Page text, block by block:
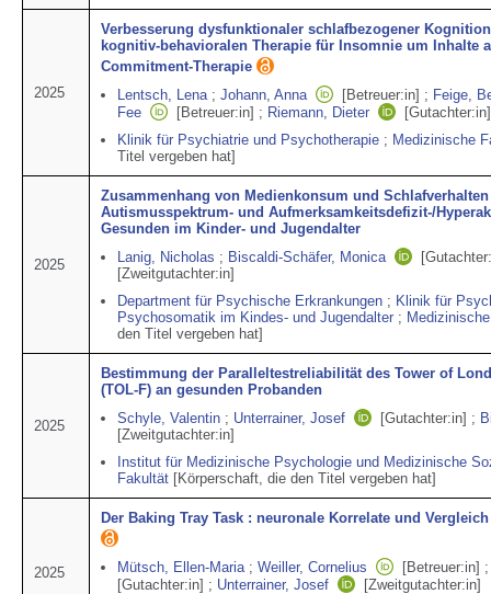
2025
Verbesserung dysfunktionaler schlafbezogener
kognitiv-behavioralen Therapie für Insomnie um Inhalte
Commitment-Therapie
Lentsch, Lena ; Johann, Anna [Betreuer:in] ; Feige,
Fee
[Betreuer:in] ; Riemann, Dieter
[Gutachter:in]
Klinik für Psychiatrie und Psychotherapie ; Medizinische
Titel vergeben hat]
2025
Zusammenhang von Medienkonsum und
Autismusspektrum- und Aufmerksamkeitsdefizit-/
Gesunden im Kinder- und Jugendalter
Lanig, Nicholas ; Biscaldi-Schäfer, Monica
[Zweitgutachter:in]
Department für Psychische Erkrankungen ; Klinik für
Psychosomatik im Kindes- und Jugendalter ;
den Titel vergeben hat]
2025
Bestimmung der Paralleltestreliabilität des Tower of
(TOL-F) an gesunden Probanden
Schyle, Valentin ; Unterrainer, Josef [Gutachter:in] ;
[Zweitgutachter:in]
Institut für Medizinische Psychologie und Medizinische
Fakultät [Körperschaft, die den Titel vergeben hat]
2025
Der Baking Tray Task : neuronale Korrelate und
Mütsch, Ellen-Maria ; Weiller, Cornelius [Betreuer:in] ;
[Gutachter:in] ; Unterrainer, Josef
[Zweitgutachter:in]